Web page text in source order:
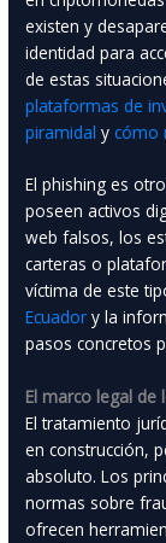
existen y
identidad para
de estas
plataformas de
piramidal ycómo
El phishing es
poseen activos
web falsos, los
carteras o
víctima de este
Ecuador y la
pasos concretos
El marco legal de
El tratamiento
en construcción,
absoluto. Los
normas sobre
ofrecen